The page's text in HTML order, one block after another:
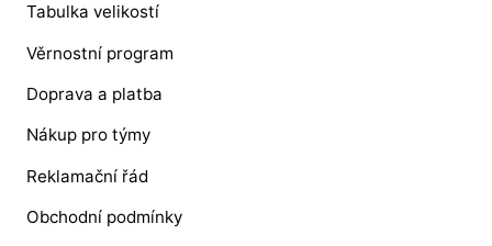
Tabulka velikostí
Věrnostní program
Doprava a platba
Nákup pro týmy
Reklamační řád
Obchodní podmínky